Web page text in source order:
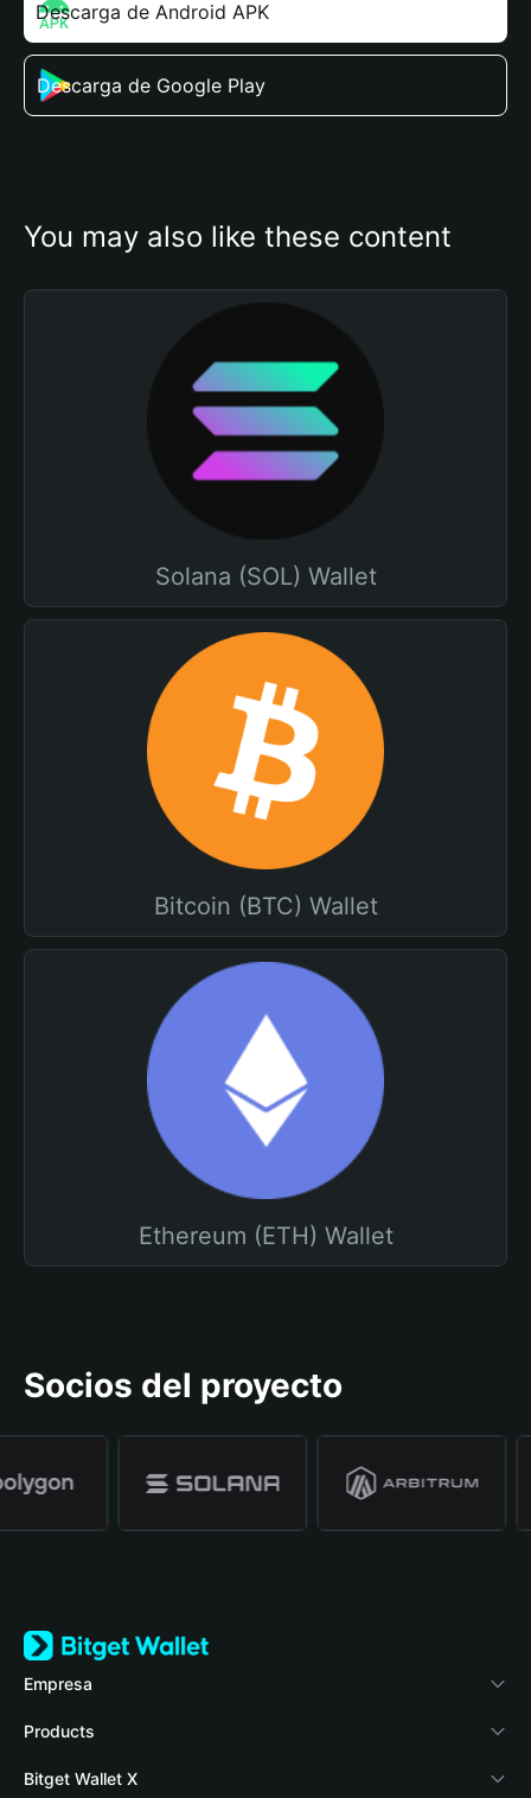
Descarga de Android APK
Descarga de Google Play
You may also like these content
Solana (SOL) Wallet
Bitcoin (BTC) Wallet
Ethereum (ETH) Wallet
Socios del proyecto
Empresa
Acerca de Bitget Wallet
Blog
Products
Crypto Card
Bitget Wallet X